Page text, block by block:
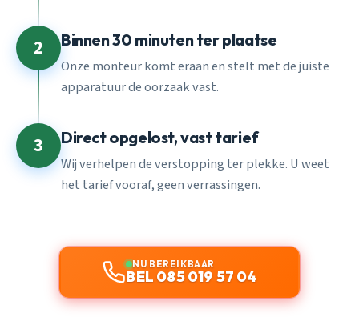
2 Binnen 30 minuten ter plaatse
Onze monteur komt eraan en stelt met de juiste
apparatuur de oorzaak vast.
3 Direct opgelost, vast tarief
Wij verhelpen de verstopping ter plekke. U weet
het tarief vooraf, geen verrassingen.
NU BEREIKBAAR
BEL 085 019 57 04